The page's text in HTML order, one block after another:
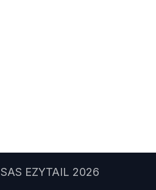
SAS EZYTAIL 2026